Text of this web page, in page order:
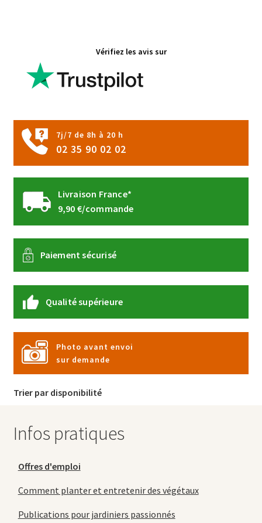
Vérifiez les avis sur
7j/7 de 8h à 20 h
02 35 90 02 02
Livraison France*
9,90 €/commande
Paiement sécurisé
Qualité supérieure
Photo avant envoi
sur demande
Trier par disponibilité
Infos pratiques
Offres d'emploi
Comment planter et entretenir des végétaux
Publications pour jardiniers passionnés